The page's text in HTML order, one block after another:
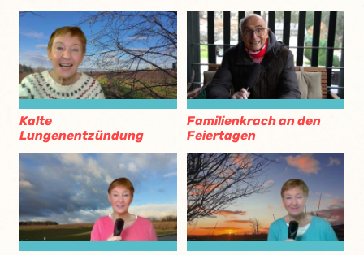
Kalte
Lungenentzündung
Familienkrach an den
Feiertagen